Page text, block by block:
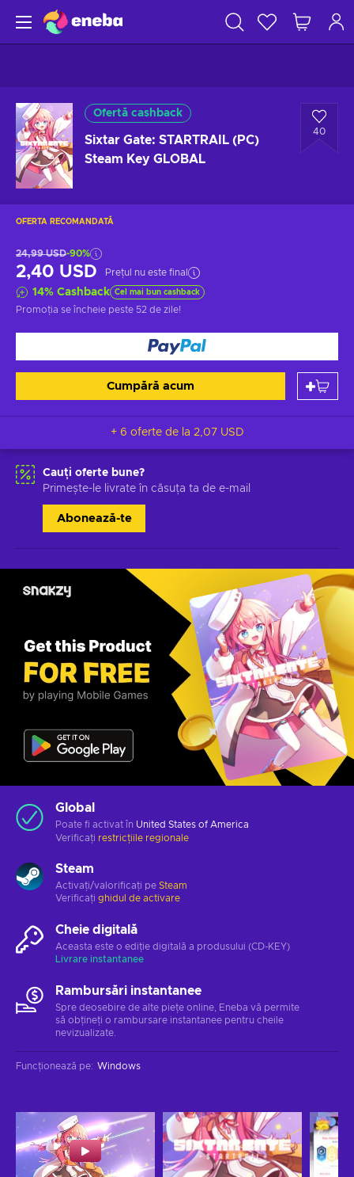
Ofertă cashback
Sixtar Gate: STARTRAIL (PC)
Steam Key GLOBAL
40
OFERTA RECOMANDATĂ
24,99 USD-90%
2,40 USD Prețul nu este final
14% Cashback Cel mai bun cashback
Promoția se încheie peste 52 de zile!
Cumpără acum
+ 6 oferte de la 2,07 USD
Cauți oferte bune?
Primește-le livrate în căsuța ta de e-mail
Abonează-te
Global
Poate fi activat în United States of America
Verificați restricțiile regionale
Steam
Activați/valorificați pe Steam
Verificați ghidul de activare
Cheie digitală
Aceasta este o ediție digitală a produsului (CD-KEY)
Livrare instantanee
Rambursări instantanee
Spre deosebire de alte piețe online, Eneba vă permite
să obțineți o rambursare instantanee pentru cheile
nevizualizate.
Funcționează pe: Windows